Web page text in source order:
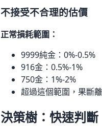
不接受不合理的估價
正常損耗範圍：
9999純金：0%-0.5%
916金：0.5%-1%
750金：1%-2%
超過這個範圍，果斷
決策樹：快速判斷